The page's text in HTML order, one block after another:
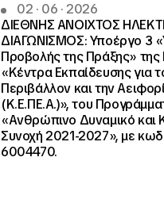
02 · 06 · 2026
ΔΙΕΘΝΗΣ ΑΝΟΙΧΤΟΣ
ΔΙΑΓΩΝΙΣΜΟΣ: Υποέργο 3
Προβολής της Πράξης» της
«Κέντρα Εκπαίδευσης για
Περιβάλλον και την
(Κ.Ε.ΠΕ.Α.)», του
«Ανθρώπινο Δυναμικό και
Συνοχή 2021-2027», με
6004470.